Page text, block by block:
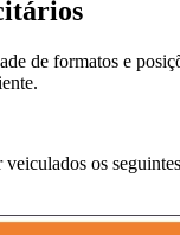
de formatos e
veiculados os